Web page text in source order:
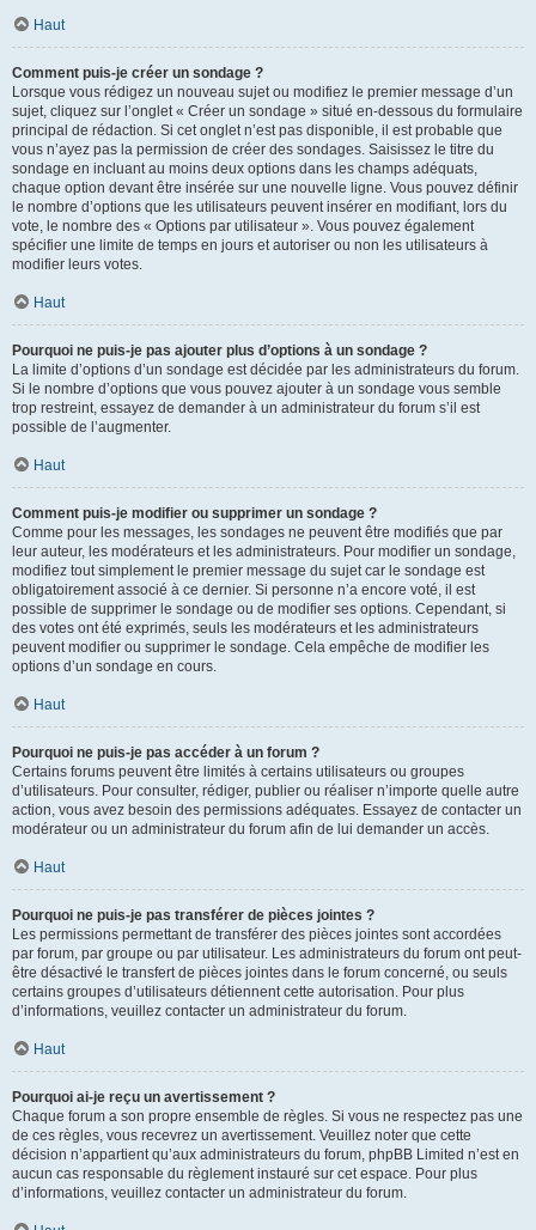
Haut
Comment puis-je créer un sondage ?
Lorsque vous rédigez un nouveau sujet ou modifiez le premier message d’un
sujet, cliquez sur l’onglet « Créer un sondage » situé en-dessous du formulaire
principal de rédaction. Si cet onglet n’est pas disponible, il est probable que
vous n’ayez pas la permission de créer des sondages. Saisissez le titre du
sondage en incluant au moins deux options dans les champs adéquats,
chaque option devant être insérée sur une nouvelle ligne. Vous pouvez définir
le nombre d’options que les utilisateurs peuvent insérer en modifiant, lors du
vote, le nombre des « Options par utilisateur ». Vous pouvez également
spécifier une limite de temps en jours et autoriser ou non les utilisateurs à
modifier leurs votes.
Haut
Pourquoi ne puis-je pas ajouter plus d’options à un sondage ?
La limite d’options d’un sondage est décidée par les administrateurs du forum.
Si le nombre d’options que vous pouvez ajouter à un sondage vous semble
trop restreint, essayez de demander à un administrateur du forum s’il est
possible de l’augmenter.
Haut
Comment puis-je modifier ou supprimer un sondage ?
Comme pour les messages, les sondages ne peuvent être modifiés que par
leur auteur, les modérateurs et les administrateurs. Pour modifier un sondage,
modifiez tout simplement le premier message du sujet car le sondage est
obligatoirement associé à ce dernier. Si personne n’a encore voté, il est
possible de supprimer le sondage ou de modifier ses options. Cependant, si
des votes ont été exprimés, seuls les modérateurs et les administrateurs
peuvent modifier ou supprimer le sondage. Cela empêche de modifier les
options d’un sondage en cours.
Haut
Pourquoi ne puis-je pas accéder à un forum ?
Certains forums peuvent être limités à certains utilisateurs ou groupes
d’utilisateurs. Pour consulter, rédiger, publier ou réaliser n’importe quelle autre
action, vous avez besoin des permissions adéquates. Essayez de contacter un
modérateur ou un administrateur du forum afin de lui demander un accès.
Haut
Pourquoi ne puis-je pas transférer de pièces jointes ?
Les permissions permettant de transférer des pièces jointes sont accordées
par forum, par groupe ou par utilisateur. Les administrateurs du forum ont peut-
être désactivé le transfert de pièces jointes dans le forum concerné, ou seuls
certains groupes d’utilisateurs détiennent cette autorisation. Pour plus
d’informations, veuillez contacter un administrateur du forum.
Haut
Pourquoi ai-je reçu un avertissement ?
Chaque forum a son propre ensemble de règles. Si vous ne respectez pas une
de ces règles, vous recevrez un avertissement. Veuillez noter que cette
décision n’appartient qu’aux administrateurs du forum, phpBB Limited n’est en
aucun cas responsable du règlement instauré sur cet espace. Pour plus
d’informations, veuillez contacter un administrateur du forum.